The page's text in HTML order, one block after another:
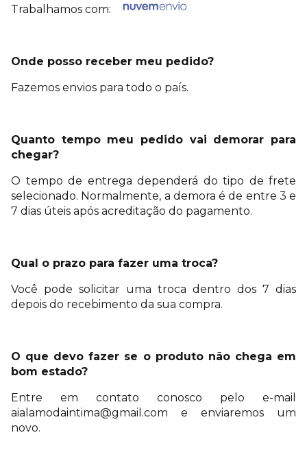
Trabalhamos com:
Onde posso receber meu pedido?
Fazemos envios para todo o país.
Quanto tempo meu pedido vai demorar para
chegar?
O tempo de entrega dependerá do tipo de frete
selecionado. Normalmente, a demora é de entre 3 e
7 dias úteis após acreditação do pagamento.
Qual o prazo para fazer uma troca?
Você pode solicitar uma troca dentro dos 7 dias
depois do recebimento da sua compra.
O que devo fazer se o produto não chega em
bom estado?
Entre em contato conosco pelo e-mail
aialamodaintima@gmail.com e enviaremos um
novo.